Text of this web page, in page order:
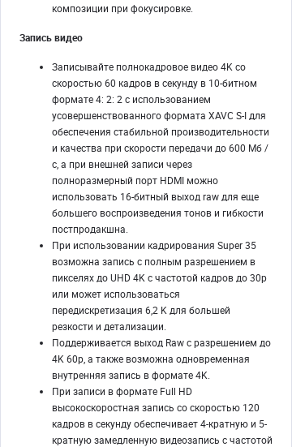
композиции при фокусировке.
Запись видео
Записывайте полнокадровое видео 4K со
скоростью 60 кадров в секунду в 10-битном
формате 4: 2: 2 с использованием
усовершенствованного формата XAVC S-I для
обеспечения стабильной производительности
и качества при скорости передачи до 600 Мб /
с, а при внешней записи через
полноразмерный порт HDMI можно
использовать 16-битный выход raw для еще
большего воспроизведения тонов и гибкости
постпродакшна.
При использовании кадрирования Super 35
возможна запись с полным разрешением в
пикселях до UHD 4K с частотой кадров до 30p
или может использоваться
передискретизация 6,2 K для большей
резкости и детализации.
Поддерживается выход Raw с разрешением до
4K 60p, а также возможна одновременная
внутренняя запись в формате 4K.
При записи в формате Full HD
высокоскоростная запись со скоростью 120
кадров в секунду обеспечивает 4-кратную и 5-
кратную замедленную видеозапись с частотой